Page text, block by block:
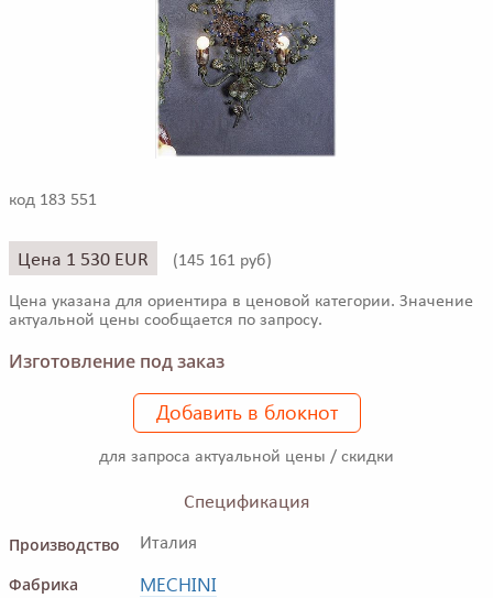
код 183 551
Цена 1 530 EUR (145 161 руб)
Цена указана для ориентира в ценовой категории. Значение
актуальной цены сообщается по запросу.
Изготовление под заказ
Добавить в блокнот
для запроса актуальной цены / скидки
Спецификация
Производство
Италия
Фабрика MECHINI